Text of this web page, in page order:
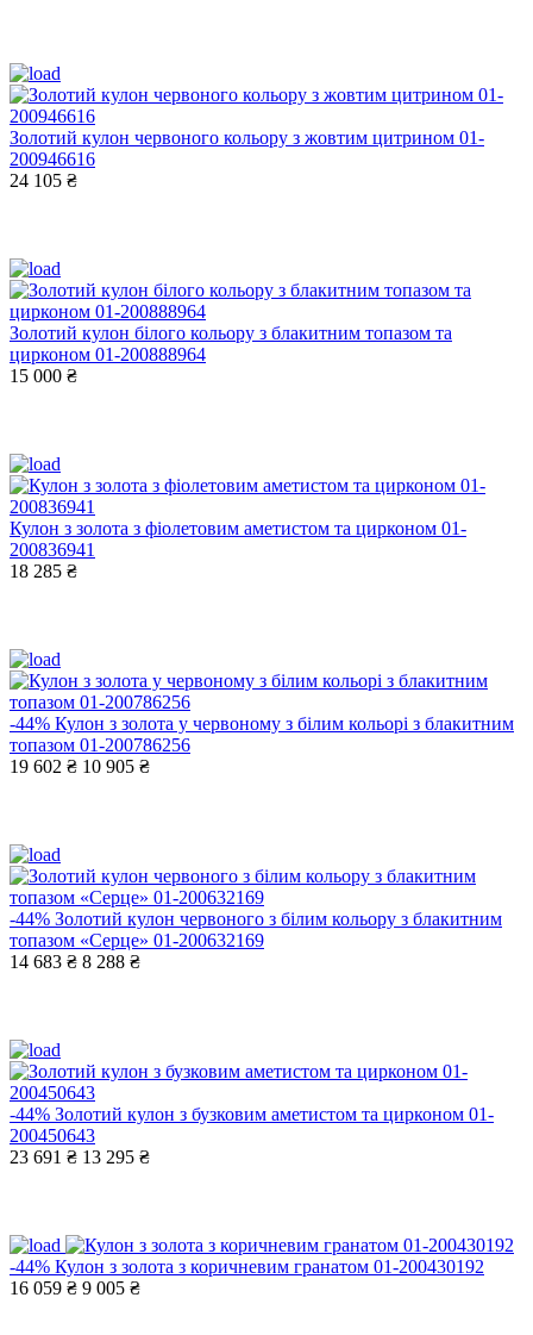
Золотий кулон червоного кольору з жовтим цитрином 01-
200946616
24 105 ₴
Золотий кулон білого кольору з блакитним топазом та
цирконом 01-200888964
15 000 ₴
Кулон з золота з фіолетовим аметистом та цирконом 01-
200836941
18 285 ₴
-44% Кулон з золота у червоному з білим кольорі з блакитним
топазом 01-200786256
19 602 ₴ 10 905 ₴
-44% Золотий кулон червоного з білим кольору з блакитним
топазом «Серце» 01-200632169
14 683 ₴ 8 288 ₴
-44% Золотий кулон з бузковим аметистом та цирконом 01-
200450643
23 691 ₴ 13 295 ₴
-44% Кулон з золота з коричневим гранатом 01-200430192
16 059 ₴ 9 005 ₴